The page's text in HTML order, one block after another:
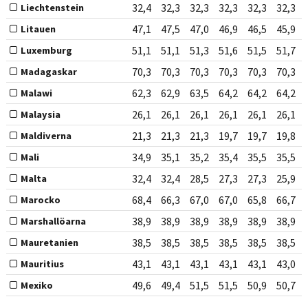
Liechtenstein 32,4 32,3 32,3 32,3 32,3 32,3
Litauen 47,1 47,5 47,0 46,9 46,5 45,9
Luxemburg 51,1 51,1 51,3 51,6 51,5 51,7
Madagaskar 70,3 70,3 70,3 70,3 70,3 70,3
Malawi 62,3 62,9 63,5 64,2 64,2 64,2
Malaysia 26,1 26,1 26,1 26,1 26,1 26,1
Maldiverna 21,3 21,3 21,3 19,7 19,7 19,8
Mali 34,9 35,1 35,2 35,4 35,5 35,5
Malta 32,4 32,4 28,5 27,3 27,3 25,9
Marocko 68,4 66,3 67,0 67,0 65,8 66,7
Marshallöarna 38,9 38,9 38,9 38,9 38,9 38,9
Mauretanien 38,5 38,5 38,5 38,5 38,5 38,5
Mauritius 43,1 43,1 43,1 43,1 43,1 43,0
Mexiko 49,6 49,4 51,5 51,5 50,9 50,7